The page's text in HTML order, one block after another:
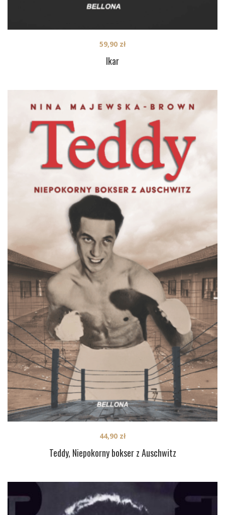
Ikar
59,90 zł
Teddy, Niepokorny bokser z Auschwitz
44,90 zł